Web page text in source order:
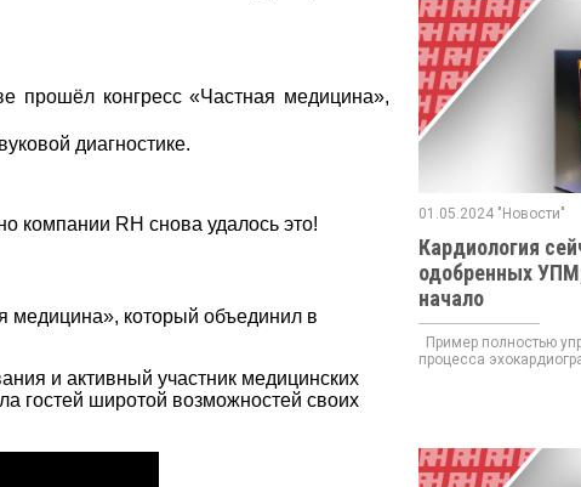
прошёл конгресс «Частная медицина»,
диагностике.
компании RH снова удалось это!
медицина», который объединил в
и активный участник медицинских
гостей широтой возможностей своих
01.05.2024 "Новости"
Кардиология
одобренных
начало
Пример полностью
процесса